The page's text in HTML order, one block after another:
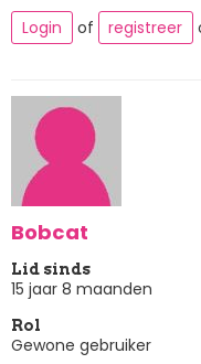
Login
of registreer
Bobcat
Lid sinds
15 jaar 8 maanden
Rol
Gewone gebruiker